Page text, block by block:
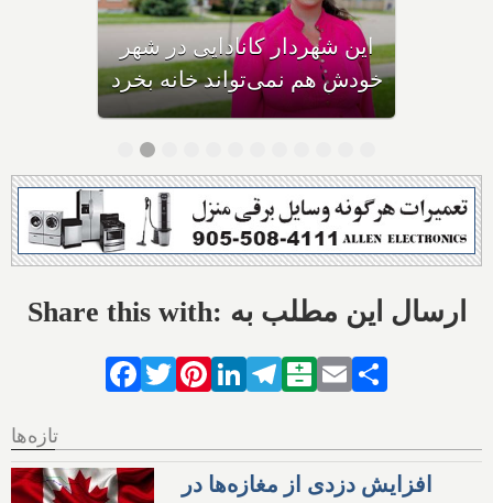
فرار بزرگ کانادایی‌ها از
شهرهای بزرگ و گران به دیگر
نقاط شدت گرفت
Share this with: ارسال این مطلب به
Facebook
TwitterPinterestLinkedIn
Telegram
Balatarin
Email
تازه‌ها
افزایش دزدی از مغازه‌ها در